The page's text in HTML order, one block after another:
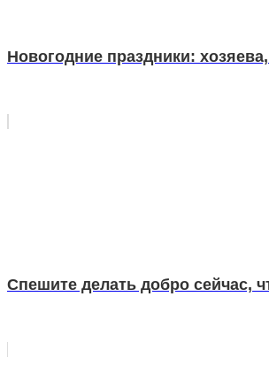
Новогодние праздники:
Спешите делать добро сейчас,